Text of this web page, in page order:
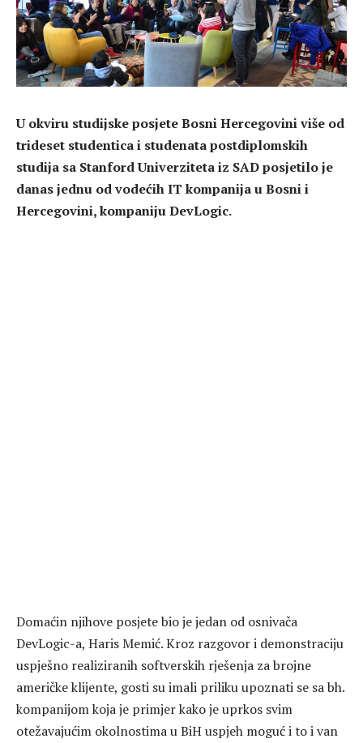
U okviru studijske posjete Bosni Hercegovini više od
trideset studentica i studenata postdiplomskih
studija sa Stanford Univerziteta iz SAD posjetilo je
danas jednu od vodećih IT kompanija u Bosni i
Hercegovini, kompaniju DevLogic.
Domaćin njihove posjete bio je jedan od osnivača
DevLogic-a, Haris Memić. Kroz razgovor i demonstraciju
uspješno realiziranih softverskih rješenja za brojne
američke klijente, gosti su imali priliku upoznati se sa bh.
kompanijom koja je primjer kako je uprkos svim
otežavajućim okolnostima u BiH uspjeh moguć i to i van